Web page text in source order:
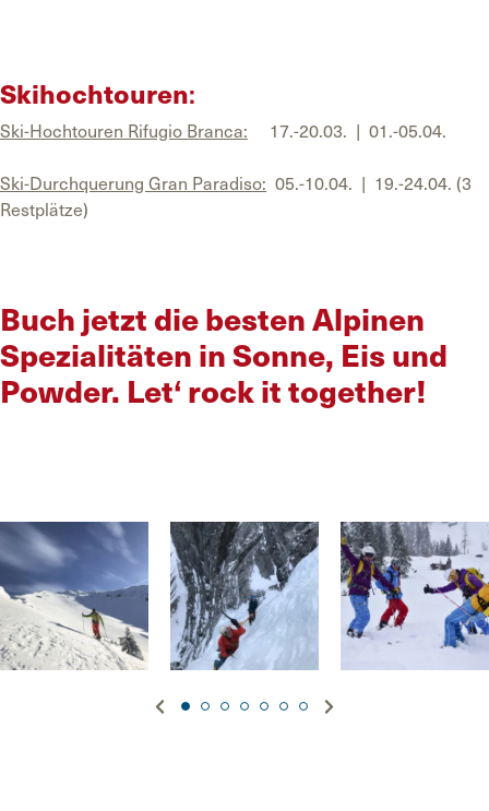
Skihochtouren:
Ski-Hochtouren Rifugio Branca: 17.-20.03. | 01.-05.04.
Ski-Durchquerung Gran Paradiso: 05.-10.04. | 19.-24.04. (3
Restplätze)
Buch jetzt die besten Alpinen
Spezialitäten in Sonne, Eis und
Powder. Let‘ rock it together!